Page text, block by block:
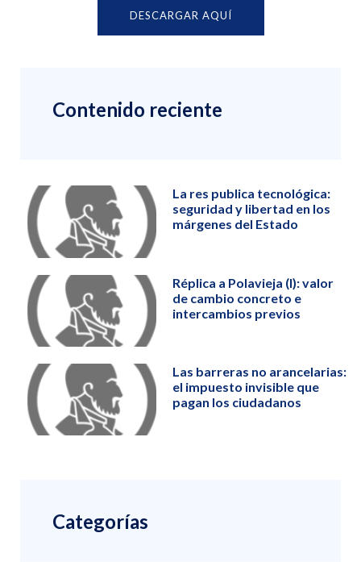
DESCARGAR AQUÍ
Contenido reciente
La res publica tecnológica:
seguridad y libertad en los
márgenes del Estado
Réplica a Polavieja (I): valor
de cambio concreto e
intercambios previos
Las barreras no arancelarias:
el impuesto invisible que
pagan los ciudadanos
Categorías